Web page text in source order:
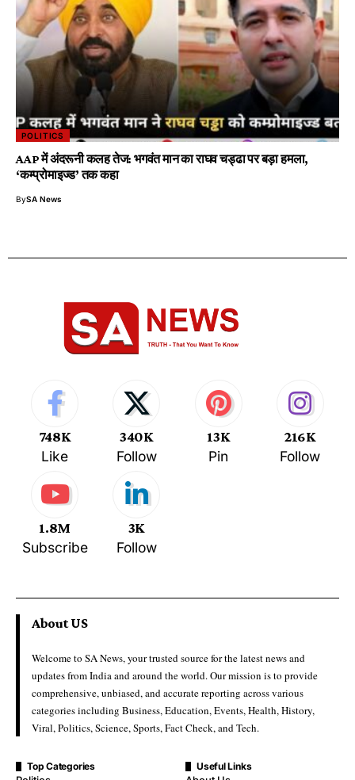
POLITICS
AAP में अंदरूनी कलह तेज: भगवंत मान का राघव चड्ढा पर बड़ा हमला,
‘कम्प्रोमाइज्ड’ तक कहा
BySA News
748K
Like
340K
Follow
13K
Pin
216K
Follow
1.8M
Subscribe
3K
Follow
About US
Welcome to SA News, your trusted source for the latest news and
updates from India and around the world. Our mission is to provide
comprehensive, unbiased, and accurate reporting across various
categories including Business, Education, Events, Health, History,
Viral, Politics, Science, Sports, Fact Check, and Tech.
Top Categories Useful Links